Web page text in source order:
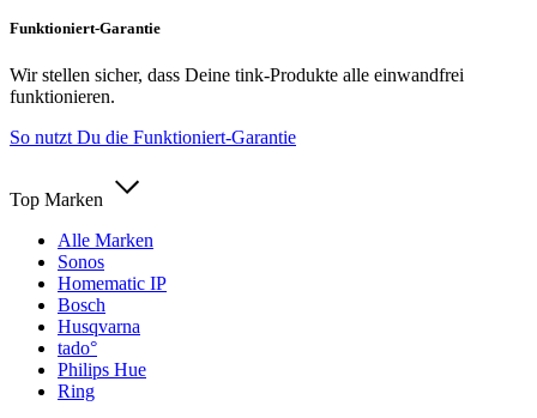
Funktioniert-Garantie
Wir stellen sicher, dass Deine tink-Produkte alle einwandfrei
funktionieren.
So nutzt Du die Funktioniert-Garantie
Top Marken
Alle Marken
Sonos
Homematic IP
Bosch
Husqvarna
tado°
Philips Hue
Ring